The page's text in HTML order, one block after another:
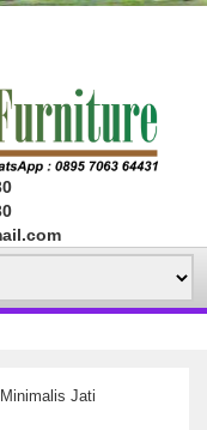
Jati